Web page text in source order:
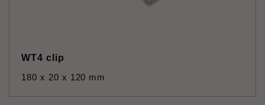
WT4 clip
180 x 20 x 120 mm